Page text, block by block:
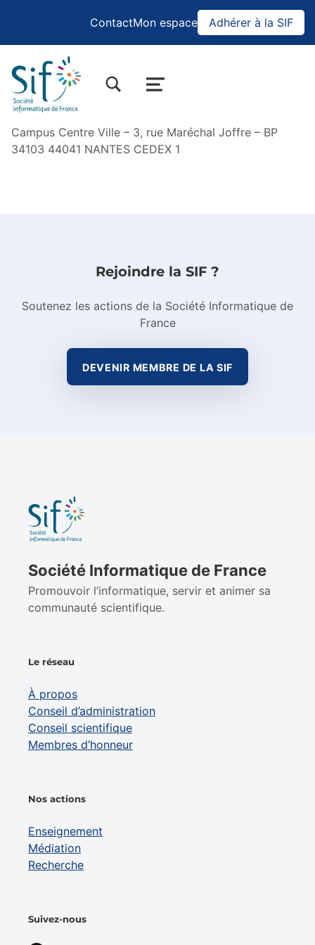
ContactMon espace Adhérer à la SIF
BASCULER LA BOÎTE DE DIALOGUE DU FORMULAIRE DE RECHERCHE
MENU
Campus Centre Ville – 3, rue Maréchal Joffre – BP
34103 44041 NANTES CEDEX 1
Rejoindre la SIF ?
Soutenez les actions de la Société Informatique de
France
DEVENIR MEMBRE DE LA SIF
Société Informatique de France
Promouvoir l’informatique, servir et animer sa
communauté scientifique.
Le réseau
À propos
Conseil d’administration
Conseil scientifique
Membres d’honneur
Nos actions
Enseignement
Médiation
Recherche
Suivez-nous